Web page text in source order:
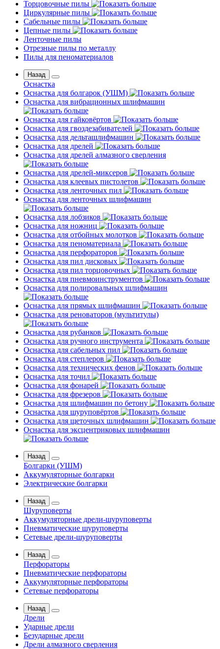
Торцовочные пилы
Циркулярные пилы
Сабельные пилы
Цепные пилы
Ленточные пилы
Отрезные пилы по металлу
Пилы для пеноматериалов
Назад
Оснастка
Оснастка для болгарок (УШМ)
Оснастка для вибрационных шлифмашин
Оснастка для гайковёртов
Оснастка для гвоздезабивателей
Оснастка для дельташлифмашин
Оснастка для дрелей
Оснастка для дрелей алмазного сверления
Оснастка для дрелей-миксеров
Оснастка для клеевых пистолетов
Оснастка для ленточных пил
Оснастка для ленточных шлифмашин
Оснастка для лобзиков
Оснастка для ножниц
Оснастка для отбойных молотков
Оснастка для пеноматериала
Оснастка для перфораторов
Оснастка для пил дисковых
Оснастка для пил торцовочных
Оснастка для пневмоинструментов
Оснастка для полировальных шлифмашин
Оснастка для прямых шлифмашин
Оснастка для реноваторов (мультитулы)
Оснастка для рубанков
Оснастка для ручного инструмента
Оснастка для сабельных пил
Оснастка для степлеров
Оснастка для технических фенов
Оснастка для точил
Оснастка для фонарей
Оснастка для фрезеров
Оснастка для шлифмашин по бетону
Оснастка для шуруповёртов
Оснастка для щеточных шлифмашин
Оснастка для эксцентриковых шлифмашин
Назад
Болгарки (УШМ)
Аккумуляторные болгарки
Электрические болгарки
Назад
Шуруповерты
Аккумуляторные дрели-шуруповерты
Пневматические шуруповерты
Сетевые дрели-шуруповерты
Назад
Перфораторы
Пневматические перфораторы
Аккумуляторные перфораторы
Сетевые перфораторы
Назад
Дрели
Ударные дрели
Безударные дрели
Дрели алмазного сверления